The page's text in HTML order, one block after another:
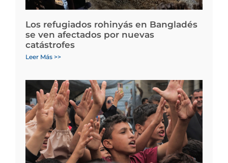
Los refugiados rohinyás en Bangladés
se ven afectados por nuevas
catástrofes
Leer Más >>